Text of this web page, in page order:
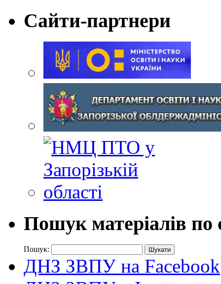
Сайти-партнери
Пошук матеріалів по
Пошук:
ДНЗ ЗВПУ на Facebook